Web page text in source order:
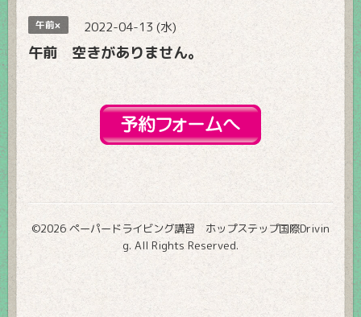
午前× 2022-04-13 (水)
午前 空きがありません。
©2026 ペーパードライビング講習 ホップステップ国際Drivin
g. All Rights Reserved.